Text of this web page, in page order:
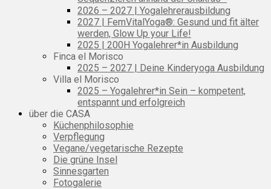
2026 – 2027 | Yogalehrerausbildung
2027 | FemVitalYoga®: Gesund und fit älter
werden, Glow Up your Life!
2025 | 200H Yogalehrer*in Ausbildung
Finca el Morisco
2025 – 2027 | Deine Kinderyoga Ausbildung
Villa el Morisco
2025 – Yogalehrer*in Sein – kompetent,
entspannt und erfolgreich
über die CASA
Küchenphilosophie
Verpflegung
Vegane/vegetarische Rezepte
Die grüne Insel
Sinnesgarten
Fotogalerie